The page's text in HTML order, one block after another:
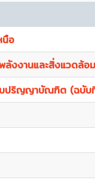
สั่ง
บุคลากร
นือ
งงานและสิ่งแวดล้อ
ดับปริญญาบัณฑิต (ฉบั